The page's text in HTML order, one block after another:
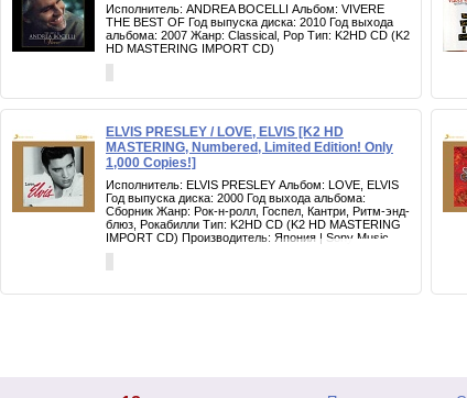
Исполнитель: ANDREA BOCELLI Альбом: VIVERE
THE BEST OF Год выпуска диска: 2010 Год выхода
альбома: 2007 Жанр: Classical, Pop Тип: K2HD CD (K2
HD MASTERING IMPORT CD)
ELVIS PRESLEY / LOVE, ELVIS [K2 HD
MASTERING, Numbered, Limited Edition! Only
1,000 Copies!]
Исполнитель: ELVIS PRESLEY Альбом: LOVE, ELVIS
Год выпуска диска: 2000 Год выхода альбома:
Сборник Жанр: Рок-н-ролл, Госпел, Кантри, Ритм-энд-
блюз, Рокабилли Тип: K2HD CD (K2 HD MASTERING
IMPORT CD) Производитель: Япония | Sony Music